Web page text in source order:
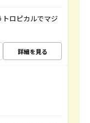
ロピカルでマジ
詳細を見る